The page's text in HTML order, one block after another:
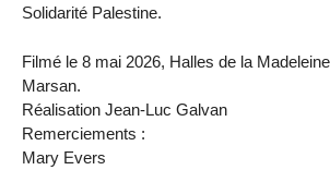
Solidarité Palestine.
Filmé le 8 mai 2026, Halles de la
Marsan.
Réalisation Jean-Luc Galvan
Remerciements :
Mary Evers